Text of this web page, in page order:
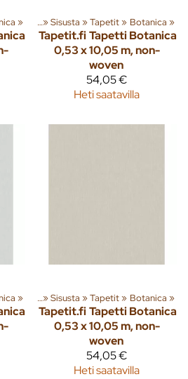
‪»
tuotteita‪»Sisusta ‪»Tapetit‪» Botanica ‪»
Tapetit.fi Tapetti Botanica
0,53 x 10,05 m, non-
woven
54,05 €
Heti saatavilla
‪»
tuotteita‪»Sisusta ‪»Tapetit‪» Botanica ‪»
Tapetit.fi Tapetti Botanica
0,53 x 10,05 m, non-
woven
54,05 €
Heti saatavilla